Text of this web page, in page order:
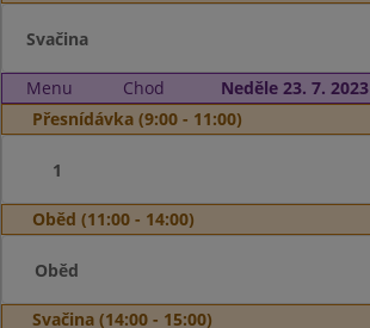
Svačina
Menu Chod
Neděle 23. 7. 2023
Přesnídávka (9:00 - 11:00)
1
Oběd (11:00 - 14:00)
Oběd
Svačina (14:00 - 15:00)